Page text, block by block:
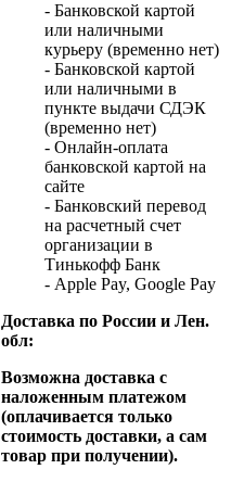
- Банковской картой
или наличными
курьеру (временно нет)
- Банковской картой
или наличными в
пункте выдачи СДЭК
(временно нет)
- Онлайн-оплата
банковской картой на
сайте
- Банковский перевод
на расчетный счет
организации в
Тинькофф Банк
- Apple Pay, Google Pay
Доставка по России и Лен.
обл:
Возможна доставка с
наложенным платежом
(оплачивается только
стоимость доставки, а сам
товар при получении).